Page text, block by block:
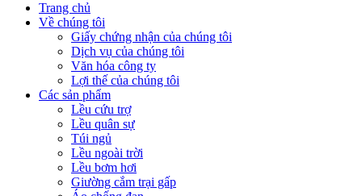
Trang chủ
Về chúng tôi
Giấy chứng nhận của chúng tôi
Dịch vụ của chúng tôi
Văn hóa công ty
Lợi thế của chúng tôi
Các sản phẩm
Lều cứu trợ
Lều quân sự
Túi ngủ
Lều ngoài trời
Lều bơm hơi
Giường cắm trại gấp